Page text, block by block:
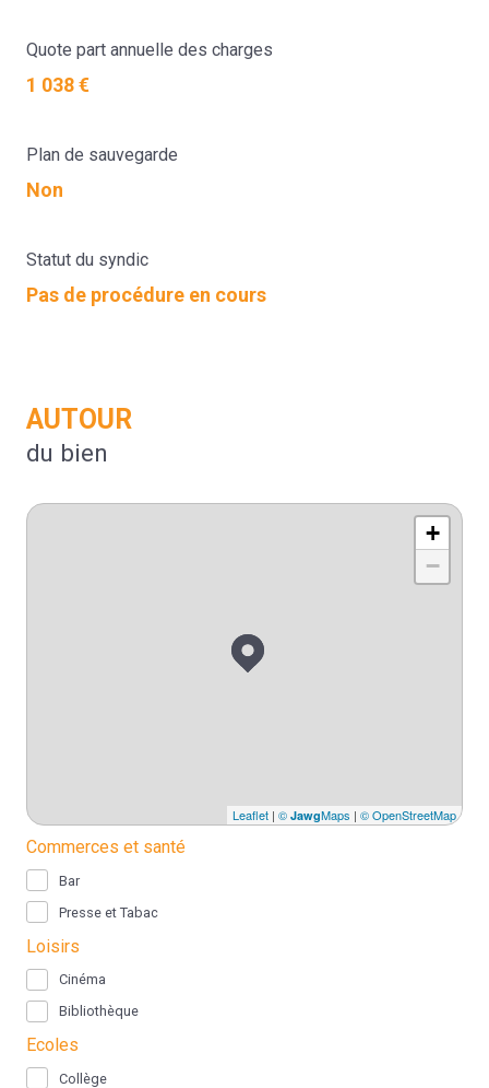
Quote part annuelle des charges
1 038 €
Plan de sauvegarde
Non
Statut du syndic
Pas de procédure en cours
AUTOUR
du bien
+
−
Leaflet | © JawgMaps | © OpenStreetMap
Commerces et santé
Bar
Presse et Tabac
Loisirs
Cinéma
Bibliothèque
Ecoles
Collège